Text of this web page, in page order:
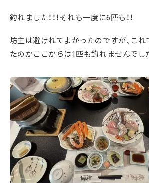
釣れました！！！それも一度に6匹も！！
坊主は避けれてよかったのですが、これ
たのかここからは1匹も釣れませんでし